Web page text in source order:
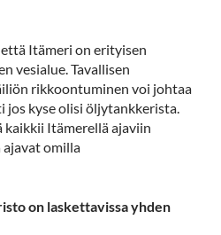
Itämeri on erityisen
vesialue. Tavallisen
rikkoontuminen voi johtaa
kyse olisi öljytankkerista.
Itämerellä ajaviin
ajavat omilla
on laskettavissa yhden